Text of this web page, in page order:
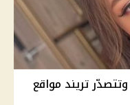
تريند مواقع